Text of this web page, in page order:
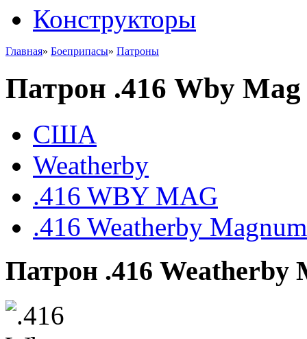
Конструкторы
Главная» Боеприпасы» Патроны
Патрон .416 Wby Mag
США
Weatherby
.416 WBY MAG
.416 Weatherby Magnum
Патрон .416